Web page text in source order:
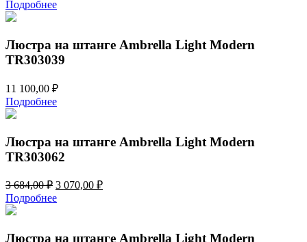
Подробнее
Люстра на штанге Ambrella Light Modern
TR303039
11 100,00 ₽
Подробнее
Люстра на штанге Ambrella Light Modern
TR303062
3 684,00₽ Первоначальная
цена
составляла
3 070,00 ₽Текущая
Подробнее
Люстра на штанге Ambrella Light Modern